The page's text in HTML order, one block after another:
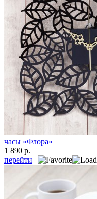
часы «Флора»
1 890 р.
перейти |